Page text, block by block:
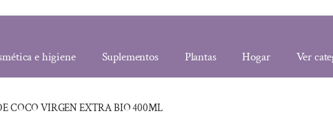
e higiene Suplementos Plantas Hogar Ver
COCO VIRGEN EXTRA BIO 400ML